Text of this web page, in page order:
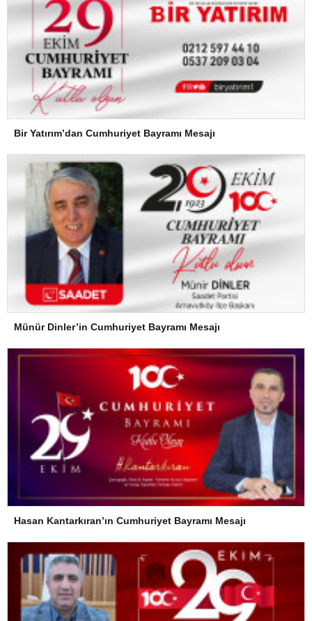
Bir Yatırım’dan Cumhuriyet Bayramı Mesajı
Münür Dinler’in Cumhuriyet Bayramı Mesajı
Hasan Kantarkıran’ın Cumhuriyet Bayramı Mesajı